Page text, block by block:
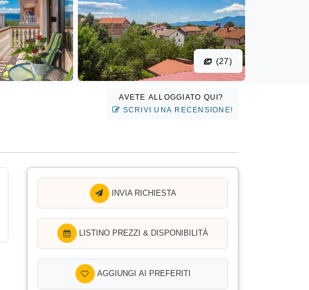
(27)
AVETE ALLOGGIATO QUI?
SCRIVI UNA RECENSIONE!
INVIA RICHIESTA
LISTINO PREZZI & DISPONIBILITÀ
AGGIUNGI AI PREFERITI